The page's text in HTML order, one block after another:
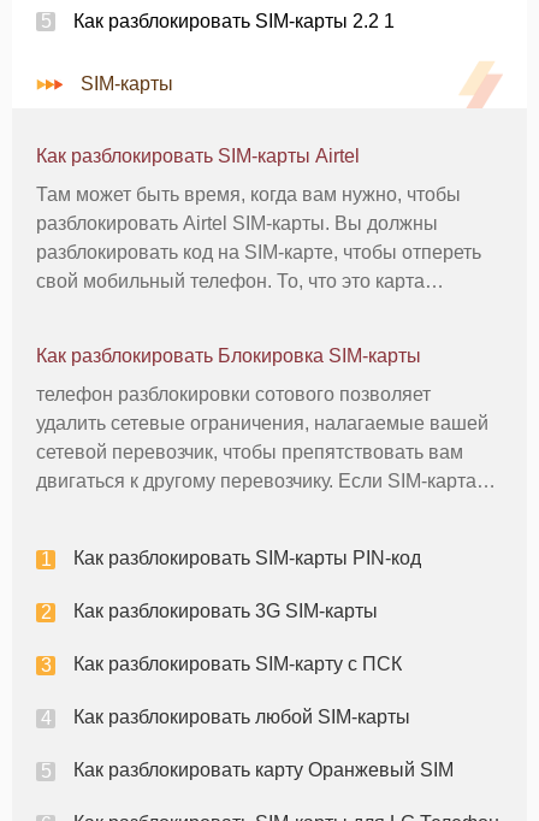
Как разблокировать SIM-карты 2.2 1
SIM-карты
Как разблокировать SIM-карты Airtel
Там может быть время, когда вам нужно, чтобы
разблокировать Airtel SIM-карты. Вы должны
разблокировать код на SIM-карте, чтобы отпереть
свой мобильный телефон. То, что это карта
IMEI, провайдер мобильного телефона
Как разблокировать Блокировка SIM-карты
телефон разблокировки сотового позволяет
удалить сетевые ограничения, налагаемые вашей
сетевой перевозчик, чтобы препятствовать вам
двигаться к другому перевозчику. Если SIM-карта
вариантов, чтобы разблокировать е
Как разблокировать SIM-карты PIN-код
Как разблокировать 3G SIM-карты
Как разблокировать SIM-карту с ПСК
Как разблокировать любой SIM-карты
Как разблокировать карту Оранжевый SIM